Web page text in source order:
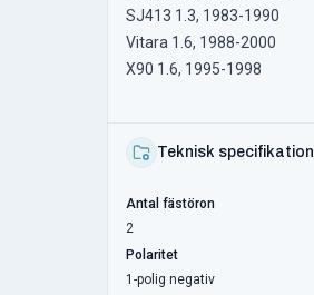
SJ413 1.3, 1983-1990
Vitara 1.6, 1988-2000
X90 1.6, 1995-1998
Teknisk specifikation
Antal fästöron
2
Polaritet
1-polig negativ